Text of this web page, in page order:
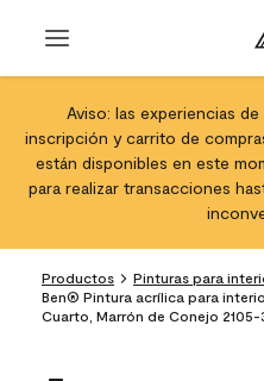
Aviso: las experiencias
inscripción y carrito de
están disponibles en este
para realizar transacciones
Productos
Pinturas para
Ben® Pintura acrílica para
Cuarto, Marrón de Conejo 2105-